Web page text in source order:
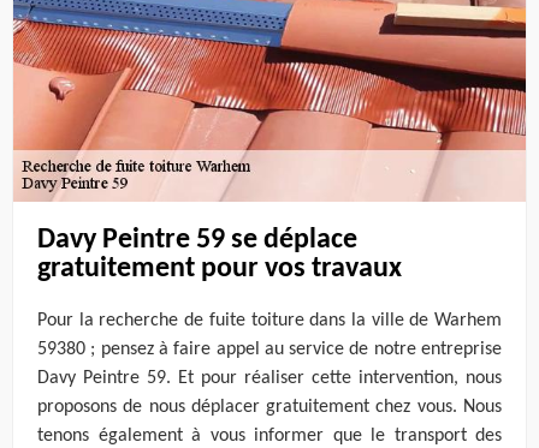
Davy Peintre 59 se déplace
gratuitement pour vos travaux
Pour la recherche de fuite toiture dans la ville de Warhem
59380 ; pensez à faire appel au service de notre entreprise
Davy Peintre 59. Et pour réaliser cette intervention, nous
proposons de nous déplacer gratuitement chez vous. Nous
tenons également à vous informer que le transport des